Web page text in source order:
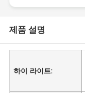
제품 설명
하이 라이트: